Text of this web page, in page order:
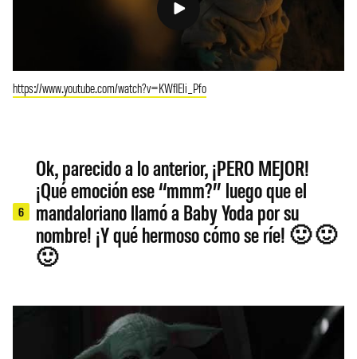
https://www.youtube.com/watch?v=KWflEli_Pfo
6
Ok, parecido a lo anterior, ¡PERO MEJOR!
¡Qué emoción ese “mmm?” luego que el
mandaloriano llamó a Baby Yoda por su
nombre! ¡Y qué hermoso cómo se ríe! 🙂 🙂
🙂